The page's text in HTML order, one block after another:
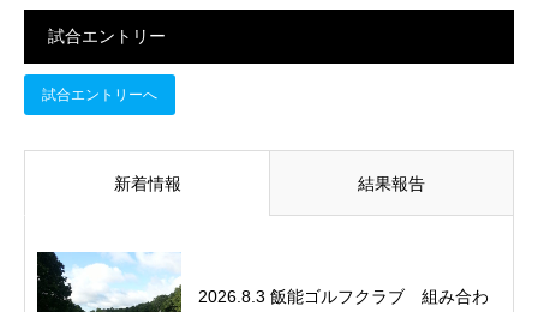
試合エントリー
試合エントリーへ
新着情報 結果報告
2026.8.3 飯能ゴルフクラブ 組み合わ